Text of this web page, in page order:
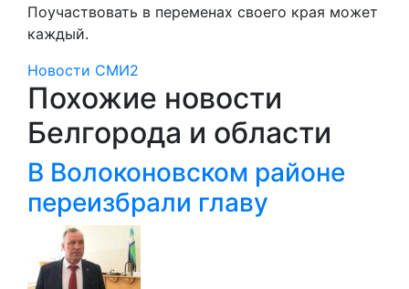
Поучаствовать в переменах своего края может
каждый.
Новости СМИ2
Похожие новости
Белгорода и области
В Волоконовском районе
переизбрали главу